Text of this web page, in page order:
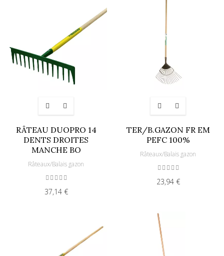
RÂTEAU DUOPRO 14
DENTS DROITES
MANCHE BO
Râteaux/Balais gazon
37,14 €
TER/B.GAZON FR EM
PEFC 100%
Râteaux/Balais gazon
23,94 €